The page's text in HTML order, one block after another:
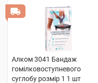
Алком 3041 Бандаж
гомілковоступневого
суглобу розмір 1 1 шт